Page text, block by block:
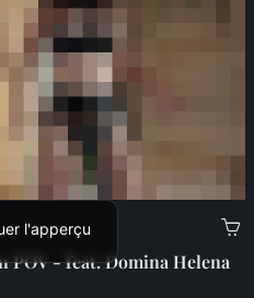
l'apperçu
POV - feat. Domina Helena